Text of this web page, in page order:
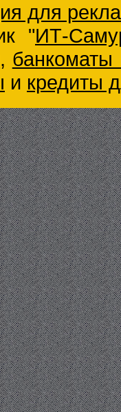
для
"ИТ-
, банкоматы
и кредиты